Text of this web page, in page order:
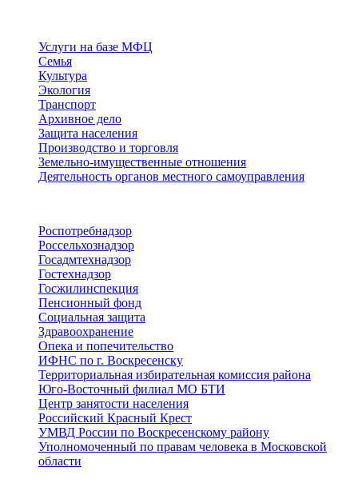
Услуги на базе МФЦ
Семья
Культура
Экология
Транспорт
Архивное дело
Защита населения
Производство и торговля
Земельно-имущественные отношения
Деятельность органов местного самоуправления
Роспотребнадзор
Россельхознадзор
Госадмтехнадзор
Гостехнадзор
Госжилинспекция
Пенсионный фонд
Социальная защита
Здравоохранение
Опека и попечительство
ИФНС по г. Воскресенску
Территориальная избирательная комиссия района
Юго-Восточный филиал МО БТИ
Центр занятости населения
Российский Красный Крест
УМВД России по Воскресенскому району
Уполномоченный по правам человека в Московской
области